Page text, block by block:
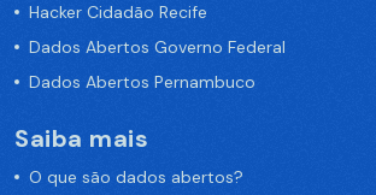
Hacker Cidadão Recife
Dados Abertos Governo Federal
Dados Abertos Pernambuco
Saiba mais
O que são dados abertos?